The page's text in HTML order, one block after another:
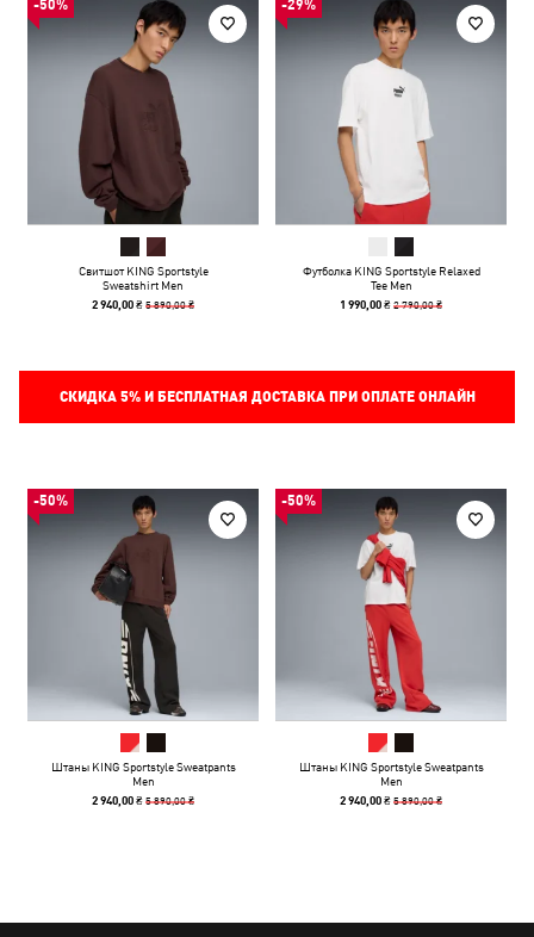
-50%
Свитшот KING Sportstyle
Sweatshirt Men
2 940,00 ₴5 890,00 ₴
-29%
Футболка KING Sportstyle Relaxed
Tee Men
1 990,00 ₴2 790,00 ₴
СКИДКА 5%И БЕСПЛАТНАЯ ДОСТАВКА ПРИ ОПЛАТЕ ОНЛАЙН
-50%
Штаны KING Sportstyle Sweatpants
Men
2 940,00 ₴5 890,00 ₴
-50%
Штаны KING Sportstyle Sweatpants
Men
2 940,00 ₴5 890,00 ₴